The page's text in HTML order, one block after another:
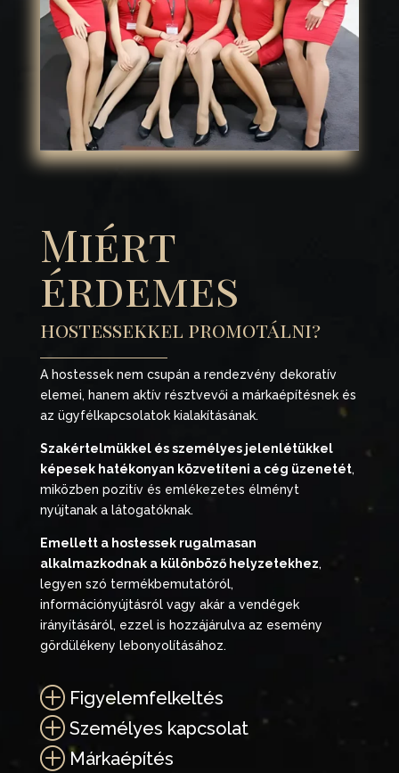
Miért
érdemes
hostessekkel promotálni?
A hostessek nem csupán a rendezvény dekoratív
elemei, hanem aktív résztvevői a márkaépítésnek és
az ügyfélkapcsolatok kialakításának.
Szakértelmükkel és személyes jelenlétükkel
képesek hatékonyan közvetíteni a cég üzenetét,
miközben pozitív és emlékezetes élményt
nyújtanak a látogatóknak.
Emellett a hostessek rugalmasan
alkalmazkodnak a különböző helyzetekhez,
legyen szó termékbemutatóról,
információnyújtásról vagy akár a vendégek
irányításáról, ezzel is hozzájárulva az esemény
gördülékeny lebonyolításához.
P Figyelemfelkeltés
P Személyes kapcsolat
P Márkaépítés